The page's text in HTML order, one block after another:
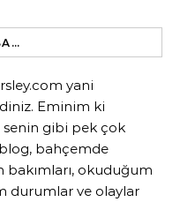
yani
Eminim ki
senin gibi pek çok
bahçemde
okuduğum
durumlar ve olaylar